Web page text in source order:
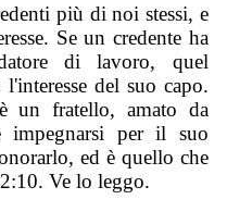
più di noi stessi, e
Se un credente ha
di lavoro, quel
del suo capo.
un fratello, amato da
impegnarsi per il suo
ed è quello che
Ve lo leggo.